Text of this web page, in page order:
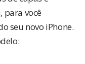
, para você
seu novo iPhone.